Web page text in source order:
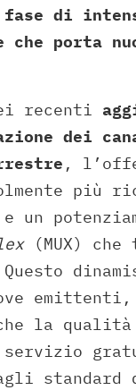
fase di
che porta
recenti
dei
,
più
e un
(MUX) che
emittenti,
la
standard